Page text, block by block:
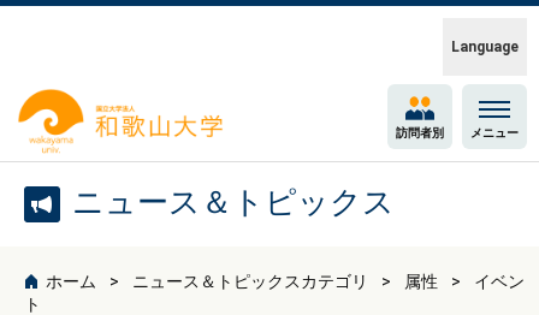
Language
訪問者別 メニュー
ニュース＆トピックス
ホーム ニュース＆トピックスカテゴリ 属性
イベン
ト